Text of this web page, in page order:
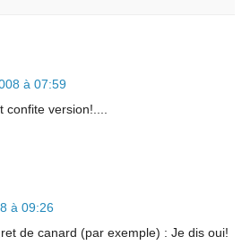
à 07:59
version!....
à 09:26
de canard (par exemple) : Je dis oui!